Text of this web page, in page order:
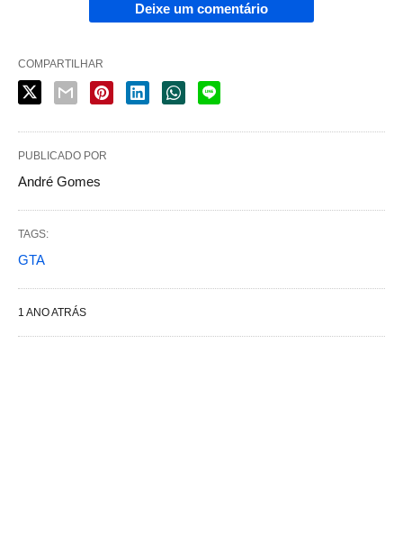
Deixe um comentário
COMPARTILHAR
PUBLICADO POR
André Gomes
TAGS:
GTA
1 ANO ATRÁS